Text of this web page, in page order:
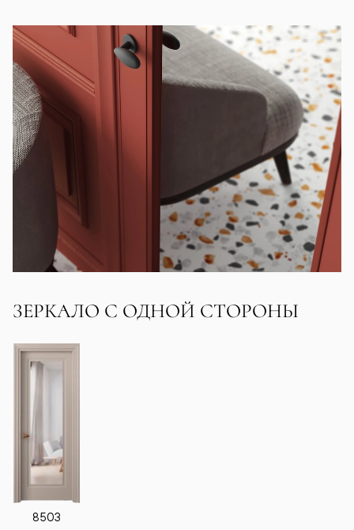
ЗЕРКАЛО С ОДНОЙ СТОРОНЫ
8503